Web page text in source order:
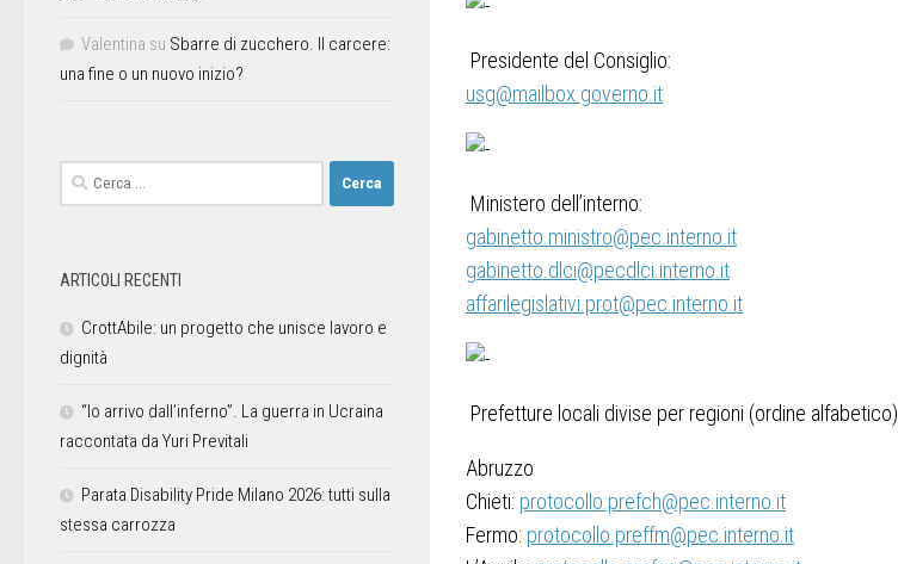
Presidente del Consiglio:
usg@mailbox.governo.it
Ministero dell’interno:
gabinetto.ministro@pec.interno.it
gabinetto.dlci@pecdlci.interno.it
affarilegislativi.prot@pec.interno.it
Prefetture locali divise per regioni (ordine alfabetico)
Abruzzo
Chieti: protocollo.prefch@pec.interno.it
Fermo: protocollo.preffm@pec.interno.it
Valentina su Sbarre di zucchero. Il carcere:
una fine o un nuovo inizio?
ARTICOLI RECENTI
CrottAbile: un progetto che unisce lavoro e
dignità
“Io arrivo dall’inferno”. La guerra in Ucraina
raccontata da Yuri Previtali
Parata Disability Pride Milano 2026: tutti sulla
stessa carrozza